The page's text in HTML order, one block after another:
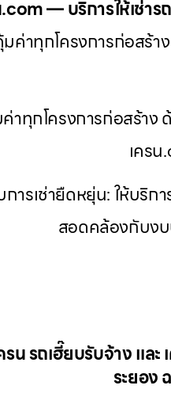
— บริการให้เช่า
าทุกโครงการก่อสร้าง
าทุกโครงการก่อสร้าง
เคร
การเช่ายืดหยุ่น: ให้บริ
สอดคล้องกับงบ
รน รถเฮี๊ยบรับจ้าง แ
ระยอง